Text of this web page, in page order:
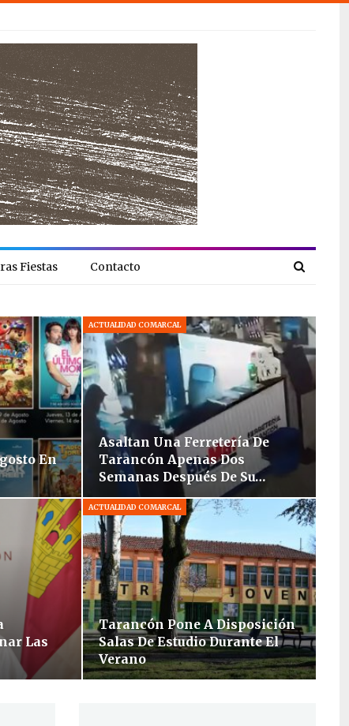
Fiestas Contacto
En
ACTUALIDAD COMARCAL
Asaltan Una Ferretería De
Tarancón Apenas Dos
Semanas Después De Su…
Las
ACTUALIDAD COMARCAL
Tarancón Pone A Disposición
Salas De Estudio Durante El
Verano